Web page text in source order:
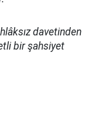
davetinden
bir şahsiyet